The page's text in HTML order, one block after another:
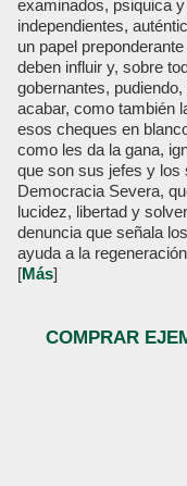
examinados, psiquica
independientes,
un papel
deben influir y, sobre
gobernantes,
acabar, como también
esos cheques en
como les da la gana,
que son sus jefes y los
Democracia Severa,
lucidez, libertad y
denuncia que señala
ayuda a la
[Más]
COMPRAR